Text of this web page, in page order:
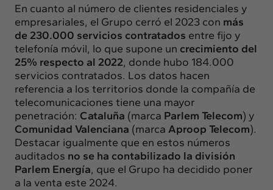
En cuanto al número de clientes residenciales y
empresariales, el Grupo cerró el 2023 con más
de 230.000 servicios contratados entre fijo y
telefonía móvil, lo que supone un crecimiento del
25% respecto al 2022, donde hubo 184.000
servicios contratados. Los datos hacen
referencia a los territorios donde la compañía de
telecomunicaciones tiene una mayor
penetración: Cataluña (marca Parlem Telecom) y
Comunidad Valenciana (marca Aproop Telecom).
Destacar igualmente que en estos números
auditados no se ha contabilizado la división
Parlem Energía, que el Grupo ha decidido poner
a la venta este 2024.